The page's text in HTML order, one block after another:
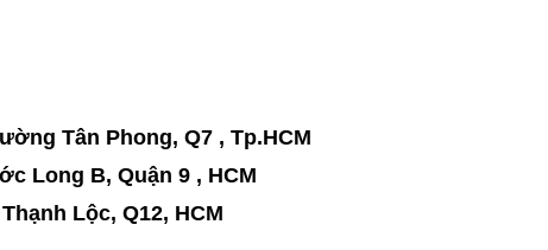
Tân Phong, Q7 , Tp.HCM
Long B, Quận 9 , HCM
Lộc, Q12, HCM